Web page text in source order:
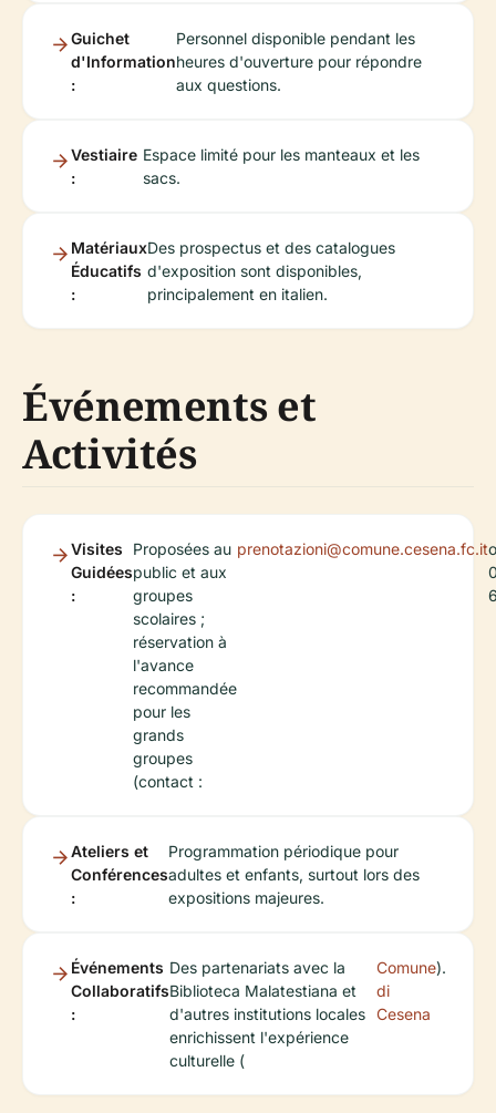
Guichet
d'Information
:
Personnel disponible pendant les
heures d'ouverture pour répondre
aux questions.
Vestiaire
:
Espace limité pour les manteaux et les
sacs.
Matériaux
Éducatifs
:
Des prospectus et des catalogues
d'exposition sont disponibles,
principalement en italien.
Événements et
Activités
Visites
Guidées
:
Proposées au
public et aux
groupes
scolaires ;
réservation à
l'avance
recommandée
pour les
grands
groupes
(contact :
prenotazioni@comune.cesena.fc.it
Ateliers et
Conférences
:
Programmation périodique pour
adultes et enfants, surtout lors des
expositions majeures.
Événements
Collaboratifs
:
Des partenariats avec la
Biblioteca Malatestiana et
d'autres institutions locales
enrichissent l'expérience
culturelle (
Comune
di
Cesena
).